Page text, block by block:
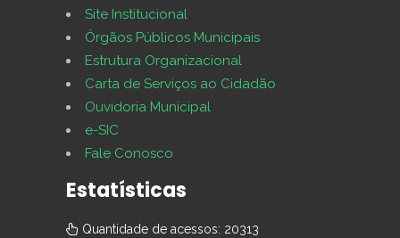
Site Institucional
Órgãos Públicos Municipais
Estrutura Organizacional
Carta de Serviços ao Cidadão
Ouvidoria Municipal
e-SIC
Fale Conosco
Estatísticas
Quantidade de acessos: 20313